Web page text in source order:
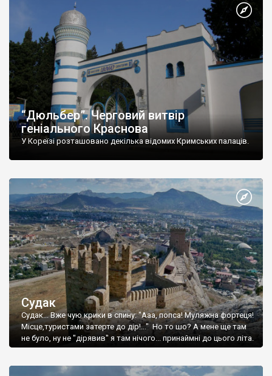
“Дюльбер”. Черговий витвір
геніального Краснова
У Кореїзі розташовано декілька відомих Кримських палаців.
Судак
Судак... Вже чую крики в спину: "Ааа, попса! Муляжна фортеця!
Місце,туристами затерте до дір!..." Но то шо? А мене ще там
не було, ну не "дірявив" я там нічого... принаймні до цього літа.